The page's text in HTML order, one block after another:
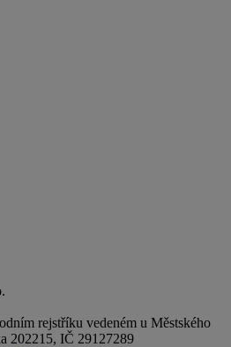
rejstříku vedeném u Městského
202215, IČ 29127289